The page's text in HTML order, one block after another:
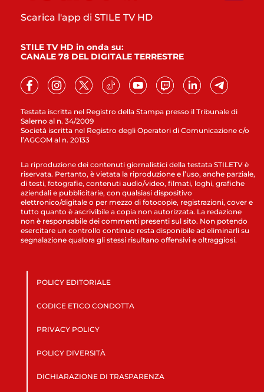
Testata iscritta nel Registro della Stampa presso il Tribunale di
Salerno al n. 34/2009
Società iscritta nel Registro degli Operatori di Comunicazione c/o
l’AGCOM al n. 20133
Scarica l'app di STILE TV HD
STILE TV HD in onda su:
CANALE 78 DEL DIGITALE TERRESTRE
La riproduzione dei contenuti giornalistici della testata STILETV è
riservata. Pertanto, è vietata la riproduzione e l’uso, anche parziale,
di testi, fotografie, contenuti audio/video, filmati, loghi, grafiche
aziendali e pubblicitarie, con qualsiasi dispositivo
elettronico/digitale o per mezzo di fotocopie, registrazioni, cover e
tutto quanto è ascrivibile a copia non autorizzata. La redazione
non è responsabile dei commenti presenti sul sito. Non potendo
esercitare un controllo continuo resta disponibile ad eliminarli su
segnalazione qualora gli stessi risultano offensivi e oltraggiosi.
POLICY EDITORIALE
CODICE ETICO CONDOTTA
PRIVACY POLICY
POLICY DIVERSITÀ
DICHIARAZIONE DI TRASPARENZA